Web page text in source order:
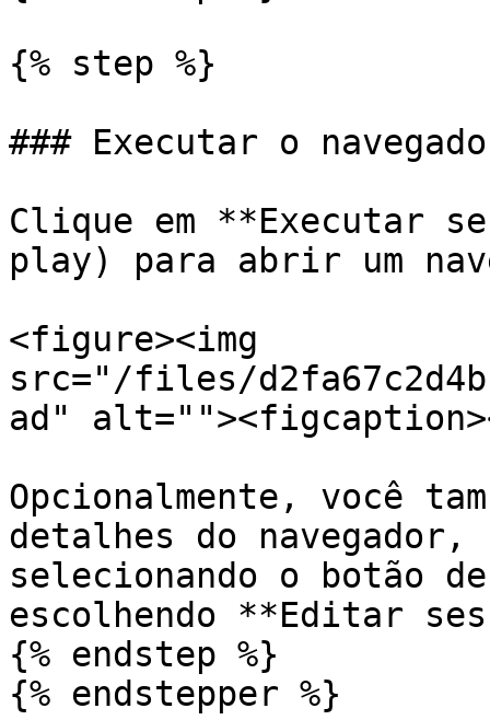
{% step %}
### Executar o
Clique em **Executar
play) para abrir um
<figure><img
src="/files/
ad"
Opcionalmente, você
detalhes do
selecionando o botão
escolhendo **Editar
{% endstep %}
{% endstepper %}